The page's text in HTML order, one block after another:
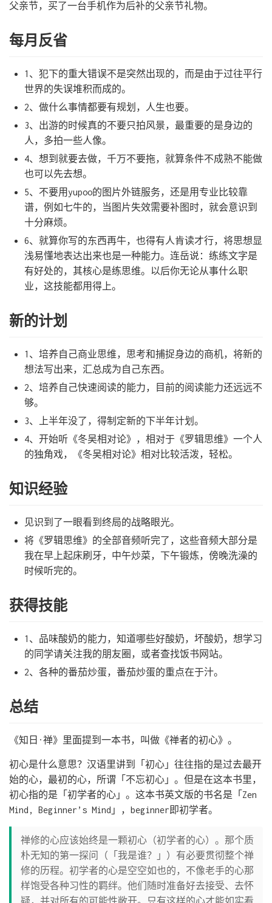
父亲节，买了一台手机作为后补的父亲节礼物。
每月反省
1、犯下的重大错误不是突然出现的，而是由于过往平行
世界的失误堆积而成的。
2、做什么事情都要有规划，人生也要。
3、出游的时候真的不要只拍风景，最重要的是身边的
人，多拍一些人像。
4、想到就要去做，千万不要拖，就算条件不成熟不能做
也可以先去想。
5、不要用yupoo的图片外链服务，还是用专业比较靠
谱，例如七牛的，当图片失效需要补图时，就会意识到
十分麻烦。
6、就算你写的东西再牛，也得有人肯读才行，将思想显
浅易懂地表达出来也是一种能力。连岳说：练练文字是
有好处的，其核心是练思维。以后你无论从事什么职
业，这技能都用得上。
新的计划
1、培养自己商业思维，思考和捕捉身边的商机，将新的
想法写出来，汇总成为自己东西。
2、培养自己快速阅读的能力，目前的阅读能力还远远不
够。
3、上半年没了，得制定新的下半年计划。
4、开始听《冬吴相对论》，相对于《罗辑思维》一个人
的独角戏，《冬吴相对论》相对比较活泼，轻松。
知识经验
见识到了一眼看到终局的战略眼光。
将《罗辑思维》的全部音频听完了，这些音频大部分是
我在早上起床刷牙，中午炒菜，下午锻炼，傍晚洗澡的
时候听完的。
获得技能
1、品味酸奶的能力，知道哪些好酸奶，坏酸奶，想学习
的同学请关注我的朋友圈，或者查找饭书网站。
2、各种的番茄炒蛋，番茄炒蛋的重点在于汁。
总结
《知日·禅》里面提到一本书，叫做《禅者的初心》。
初心是什么意思？汉语里讲到「初心」往往指的是过去最开
始的心，最初的心，所谓「不忘初心」。但是在这本书里，
初心指的是「初学者的心」。这本书英文版的书名是「Zen
Mind, Beginner’s Mind」，beginner即初学者。
禅修的心应该始终是一颗初心（初学者的心）。那个质
朴无知的第一探问（「我是谁？」）有必要贯彻整个禅
修的历程。初学者的心是空空如也的，不像老手的心那
样饱受各种习性的羁绊。他们随时准备好去接受、去怀
疑，并对所有的可能性敞开。只有这样的心才能如实看